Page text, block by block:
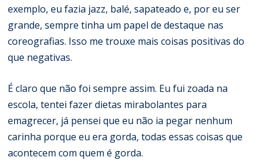
exemplo, eu fazia jazz, balé, sapateado e, por eu ser
grande, sempre tinha um papel de destaque nas
coreografias. Isso me trouxe mais coisas positivas do
que negativas.
É claro que não foi sempre assim. Eu fui zoada na
escola, tentei fazer dietas mirabolantes para
emagrecer, já pensei que eu não ia pegar nenhum
carinha porque eu era gorda, todas essas coisas que
acontecem com quem é gorda.